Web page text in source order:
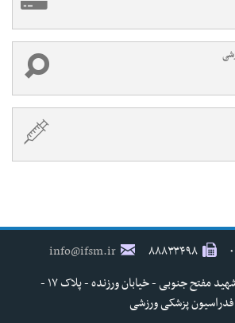
۸۸۸۳۳۴۹۸
info@ifsm.ir
تهران - خیابان شهید مفتح جنوبی - خیابان ورزنده - پلاک ۱۷ -
فدراسیون پزشکی ورزشی